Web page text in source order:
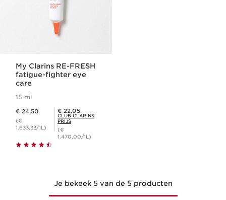
My Clarins RE-FRESH
fatigue-fighter eye
care
15 ml
€ 24,50
(€
1.633,33/1L)
Club Clarins Prijs € 22,05
€ 22,05
CLUB CLARINS
PRIJS
(€
1.470,00/1L)
Je bekeek 5 van de 5 producten